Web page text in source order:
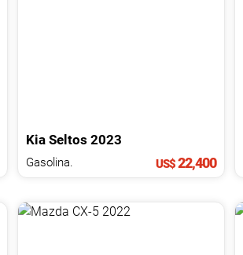
Kia Seltos 2023
Gasolina. US$22,400